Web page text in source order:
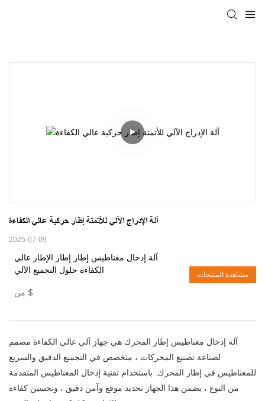
آلة الإدراج الآلي للأتمتة إطار حركية عالي الكفاءة
2025-07-09
آلة إدخال مغناطيس إطار إطار الإطار عالي
الكفاءة حلول التجميع الآلي
$
مشاهدة المنتجات
آلة إدخال مغناطيس إطار المحرك هي جهاز آلي عالي الكفاءة مصمم
لصناعة تصنيع المحركات ، متخصص في التجميع الدقيق والسريع
للمغناطيس في إطار المحرك. باستخدام تقنية إدخال المغناطيس المتقدمة
من النوع ، يضمن هذا الجهاز تحديد موقع وآمن دقيق ، وتحسين كفاءة